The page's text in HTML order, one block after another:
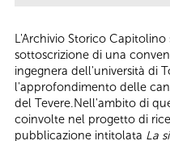
L'Archivio Storico
sottoscrizione di una
ingegnera dell'università di
l'approfondimento delle
del Tevere.Nell'ambito di
coinvolte nel progetto di
pubblicazione intitolata La